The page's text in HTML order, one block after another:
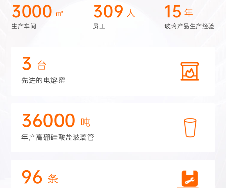
3000 ㎡
生产车间
309 人
员工
15 年
玻璃产品生产经验
3 台
先进的电熔窑
36000 吨
年产高硼硅酸盐玻璃管
96 条